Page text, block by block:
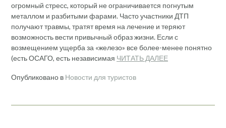
огромный стресс, который не ограничивается погнутым
металлом и разбитыми фарами. Часто участники ДТП
получают травмы, тратят время на лечение и теряют
возможность вести привычный образ жизни. Если с
возмещением ущерба за «железо» все более-менее понятно
(есть ОСАГО, есть независимая ЧИТАТЬ ДАЛЕЕ
Опубликовано в Новости для туристов